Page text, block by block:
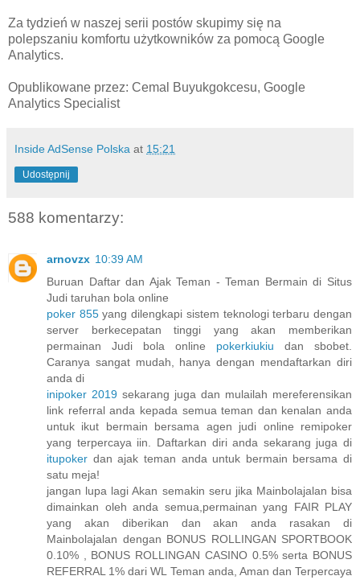
Za tydzień w naszej serii postów skupimy się na
polepszaniu komfortu użytkowników za pomocą Google
Analytics.
Opublikowane przez: Cemal Buyukgokcesu, Google
Analytics Specialist
Inside AdSense Polska at 15:21
Udostępnij
588 komentarzy:
arnovzx 10:39 AM
Buruan Daftar dan Ajak Teman - Teman Bermain di Situs
Judi taruhan bola online
poker 855yang dilengkapi sistem teknologi terbaru dengan
server berkecepatan tinggi yang akan memberikan
permainan Judi bola online pokerkiukiu dan sbobet.
Caranya sangat mudah, hanya dengan mendaftarkan diri
anda di
inipoker 2019 sekarang juga dan mulailah mereferensikan
link referral anda kepada semua teman dan kenalan anda
untuk ikut bermain bersama agen judi online remipoker
yang terpercaya iin. Daftarkan diri anda sekarang juga di
itupoker dan ajak teman anda untuk bermain bersama di
satu meja!
jangan lupa lagi Akan semakin seru jika Mainbolajalan bisa
dimainkan oleh anda semua,permainan yang FAIR PLAY
yang akan diberikan dan akan anda rasakan di
Mainbolajalan dengan BONUS ROLLINGAN SPORTBOOK
0.10% , BONUS ROLLINGAN CASINO 0.5% serta BONUS
REFERRAL 1% dari WL Teman anda, Aman dan Terpercaya